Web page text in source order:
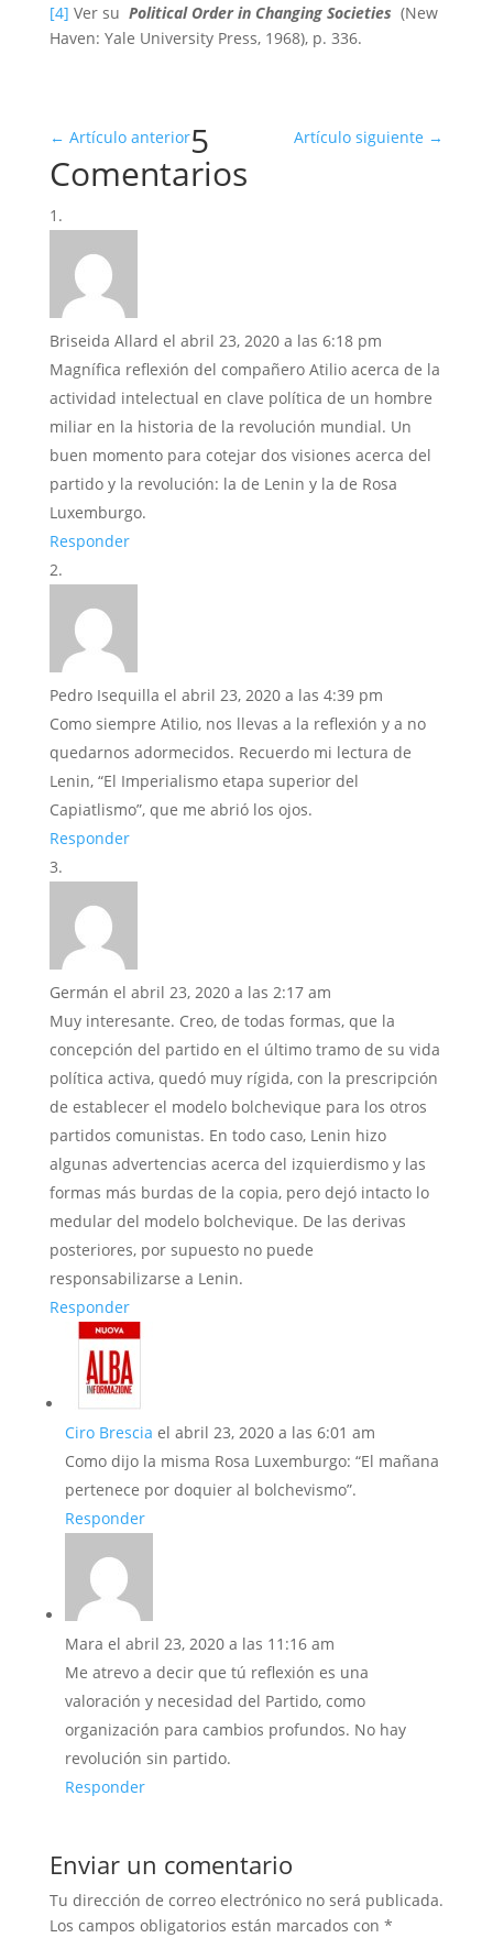
[4] Ver su Political Order in Changing Societies (New
Haven: Yale University Press, 1968), p. 336.
← Artículo anterior Artículo siguiente →
5
Comentarios
Briseida Allard el abril 23, 2020 a las 6:18 pm
Magnífica reflexión del compañero Atilio acerca de la
actividad intelectual en clave política de un hombre
miliar en la historia de la revolución mundial. Un
buen momento para cotejar dos visiones acerca del
partido y la revolución: la de Lenin y la de Rosa
Luxemburgo.
Responder
Pedro Isequilla el abril 23, 2020 a las 4:39 pm
Como siempre Atilio, nos llevas a la reflexión y a no
quedarnos adormecidos. Recuerdo mi lectura de
Lenin, “El Imperialismo etapa superior del
Capiatlismo”, que me abrió los ojos.
Responder
Germán el abril 23, 2020 a las 2:17 am
Muy interesante. Creo, de todas formas, que la
concepción del partido en el último tramo de su vida
política activa, quedó muy rígida, con la prescripción
de establecer el modelo bolchevique para los otros
partidos comunistas. En todo caso, Lenin hizo
algunas advertencias acerca del izquierdismo y las
formas más burdas de la copia, pero dejó intacto lo
medular del modelo bolchevique. De las derivas
posteriores, por supuesto no puede
responsabilizarse a Lenin.
Responder
Ciro Brescia el abril 23, 2020 a las 6:01 am
Como dijo la misma Rosa Luxemburgo: “El mañana
pertenece por doquier al bolchevismo”.
Responder
Mara el abril 23, 2020 a las 11:16 am
Me atrevo a decir que tú reflexión es una
valoración y necesidad del Partido, como
organización para cambios profundos. No hay
revolución sin partido.
Responder
Enviar un comentario
Tu dirección de correo electrónico no será publicada.
Los campos obligatorios están marcados con *